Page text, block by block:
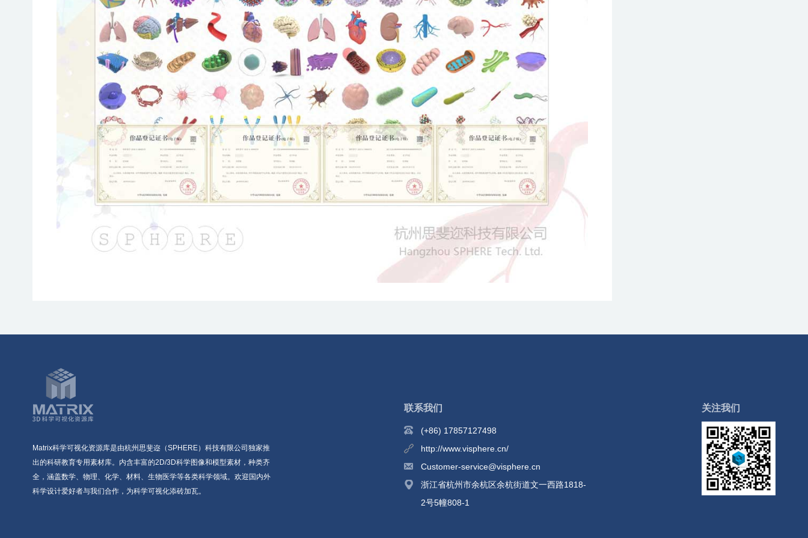
Matrix科学可视化资源库是由杭州思斐迩（SPHERE）科技有限公司独家推
出的科研教育专用素材库。内含丰富的2D/3D科学图像和模型素材，种类齐
全，涵盖数学、物理、化学、材料、生物医学等各类科学领域。欢迎国内外
科学设计爱好者与我们合作，为科学可视化添砖加瓦。
联系我们
(+86) 17857127498
http://www.visphere.cn/
Customer-service@visphere.cn
浙江省杭州市余杭区余杭街道文一西路1818-
2号5幢808-1
关注我们